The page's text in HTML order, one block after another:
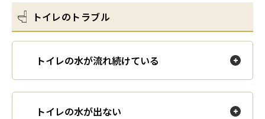
玄関・鍵のトラブル
テレビ・インターネットのトラブル
その他設備等のトラブル
共用設備の使用方法（バルコニー・宅配ボック
ス等）
防災・防犯
トイレのトラブル
トイレの水が流れ続けている
トイレの水が出ない